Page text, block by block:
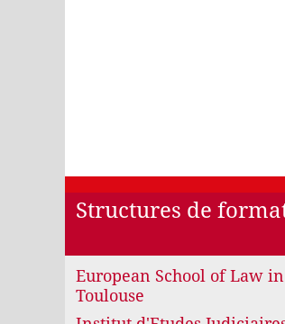
Structures de
European School of Law in
Toulouse